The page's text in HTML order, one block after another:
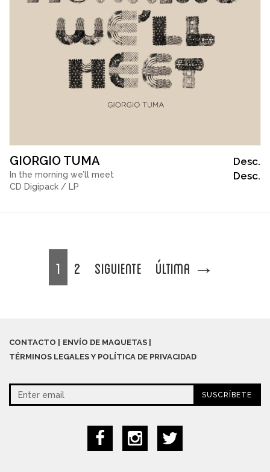
GIORGIO TUMA
In the morning we’ll meet
CD Digipack / LP
Desc.
Desc.
1 2 Siguiente Última →
CONTACTO
ENVÍO DE MAQUETAS
TÉRMINOS LEGALES Y POLÍTICA DE PRIVACIDAD
SUSCRÍBETE